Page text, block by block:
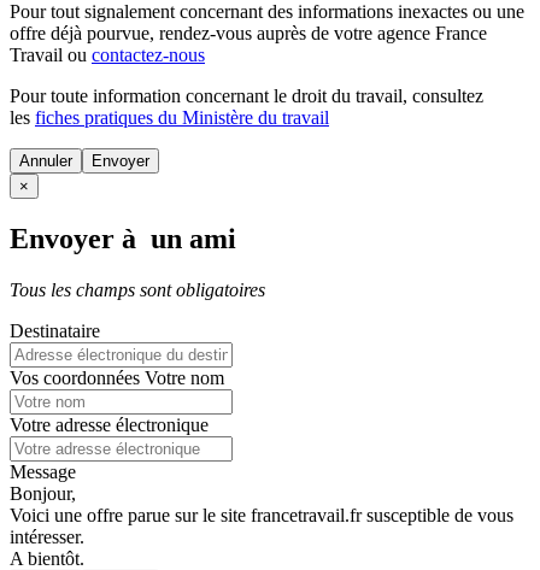
Pour tout signalement concernant des informations inexactes ou une
offre déjà pourvue, rendez-vous auprès de votre agence France
Travail ou contactez-nous
Pour toute information concernant le droit du travail, consultez
les fiches pratiques du Ministère du travail
Annuler
×
Envoyer à un ami
Tous les champs sont obligatoires
Destinataire
Vos coordonnées Votre nom
Votre adresse électronique
Message
Bonjour,
Voici une offre parue sur le site francetravail.fr susceptible de vous
intéresser.
A bientôt.